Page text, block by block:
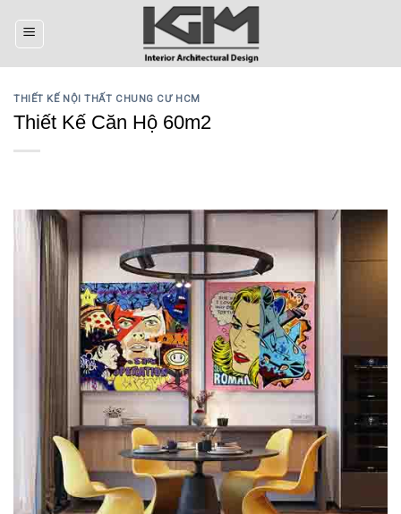
THIẾT KẾ NỘI THẤT CHUNG CƯ HCM
Thiết Kế Căn Hộ 60m2